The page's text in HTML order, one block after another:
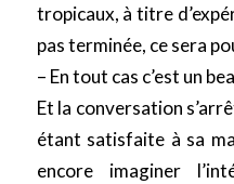
tropicaux, à titre
pas terminée, ce sera
– En tout cas c’est un
Et la conversation
étant satisfaite à sa
encore imaginer